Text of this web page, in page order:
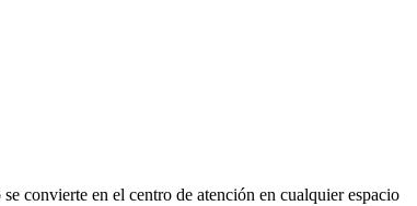
convierte en el centro de atención en cualquier espacio